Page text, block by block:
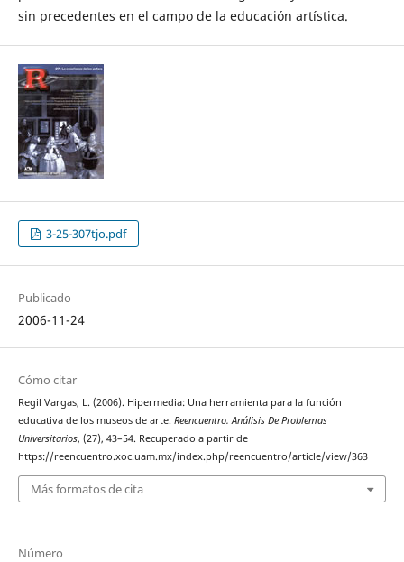
sin precedentes en el campo de la educación artística.
3-25-307tjo.pdf
Publicado
2006-11-24
Cómo citar
Regil Vargas, L. (2006). Hipermedia: Una herramienta para la función
educativa de los museos de arte. Reencuentro. Análisis De Problemas
Universitarios, (27), 43–54. Recuperado a partir de
https://reencuentro.xoc.uam.mx/index.php/reencuentro/article/view/363
Más formatos de cita
Número